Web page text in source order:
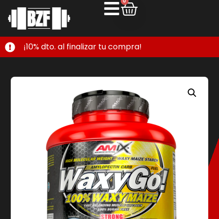
¡10% dto. al finalizar tu compra!